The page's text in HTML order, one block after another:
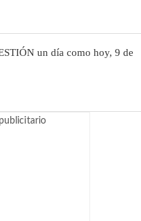
un día como hoy, 9 de